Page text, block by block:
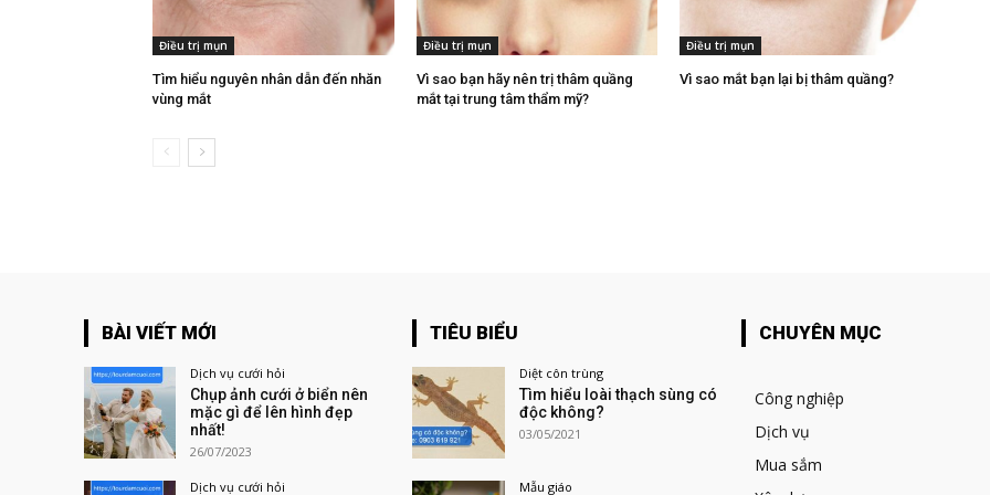
Điều trị mụn
Tìm hiểu nguyên nhân dẫn đến nhăn
vùng mắt
Điều trị mụn
Vì sao bạn hãy nên trị thâm quầng
mắt tại trung tâm thẩm mỹ?
Điều trị mụn
Vì sao mắt bạn lại bị thâm quầng?
BÀI VIẾT MỚI
Dịch vụ cưới hỏi
Chụp ảnh cưới ở biển nên
mặc gì để lên hình đẹp
nhất!
26/07/2023
Dịch vụ cưới hỏi
TIÊU BIỂU
Diệt côn trùng
Tìm hiểu loài thạch sùng có
độc không?
03/05/2021
Mẫu giáo
CHUYÊN MỤC
Công nghiệp
Dịch vụ
Mua sắm